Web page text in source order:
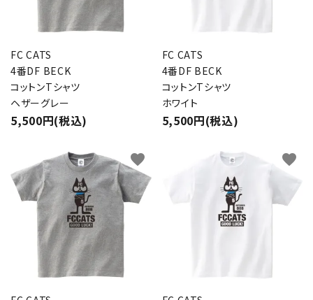
FC CATS
4番DF BECK
コットンTシャツ
ヘザーグレー
5,500円(税込)
FC CATS
4番DF BECK
コットンTシャツ
ホワイト
5,500円(税込)
favorite favorite